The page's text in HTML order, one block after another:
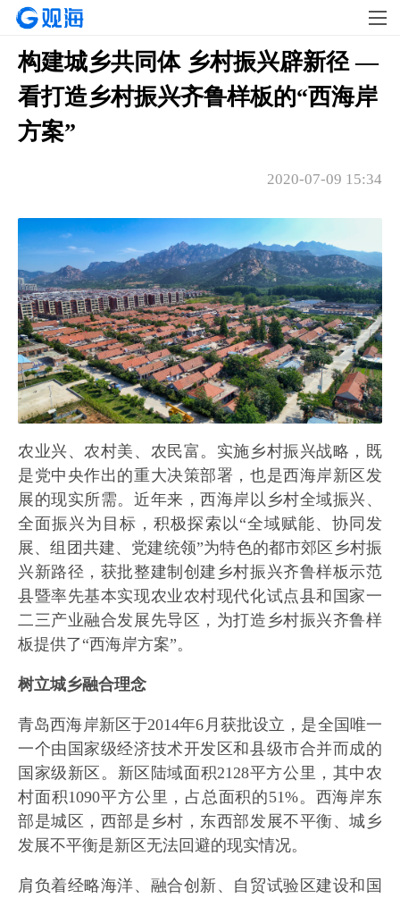
构建城乡共同体 乡村振兴辟新径 —
看打造乡村振兴齐鲁样板的“西海岸
方案”
2020-07-09 15:34
农业兴、农村美、农民富。实施乡村振兴战略，既
是党中央作出的重大决策部署，也是西海岸新区发
展的现实所需。近年来，西海岸以乡村全域振兴、
全面振兴为目标，积极探索以“全域赋能、协同发
展、组团共建、党建统领”为特色的都市郊区乡村振
兴新路径，获批整建制创建乡村振兴齐鲁样板示范
县暨率先基本实现农业农村现代化试点县和国家一
二三产业融合发展先导区，为打造乡村振兴齐鲁样
板提供了“西海岸方案”。
树立城乡融合理念
青岛西海岸新区于2014年6月获批设立，是全国唯一
一个由国家级经济技术开发区和县级市合并而成的
国家级新区。新区陆域面积2128平方公里，其中农
村面积1090平方公里，占总面积的51%。西海岸东
部是城区，西部是乡村，东西部发展不平衡、城乡
发展不平衡是新区无法回避的现实情况。
肩负着经略海洋、融合创新、自贸试验区建设和国